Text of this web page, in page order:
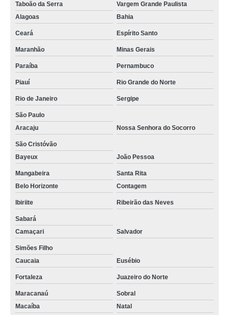
Taboão da Serra
Vargem Grande Paulista
Alagoas
Bahia
Ceará Espírito Santo
Maranhão Minas Gerais
Paraíba Pernambuco
Piauí Rio Grande do Norte
Rio de Janeiro Sergipe
São Paulo
Aracaju
Nossa Senhora do Socorro
São Cristóvão
Bayeux
João Pessoa
Mangabeira
Santa Rita
Belo Horizonte
Contagem
Ibiriite Ribeirão das Neves
Sabará
Camaçari
Salvador
Simões Filho
Caucaia
Eusébio
Fortaleza Juazeiro do Norte
Maracanaú
Sobral
Macaíba
Natal